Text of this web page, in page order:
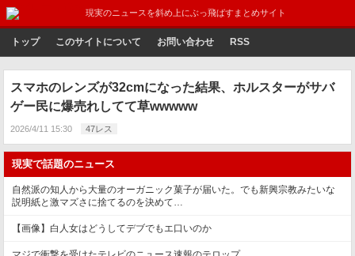
現実のニュースを斜め上にぶっ飛ばすまとめサイト
トップ このサイトについて お問い合わせ RSS
スマホのレンズが32cmになった結果、ホルスターがサバ
ゲー民に爆売れしてて草wwwww
2026/4/11 15:30 47レス
現実で話題のニュース
自然派の知人から大量のオーガニック菓子が届いた。でも新興宗教みたいな
説明紙と激マズさに捨てるのを決めて…
【画像】白人女はどうしてデブでもエ口いのか